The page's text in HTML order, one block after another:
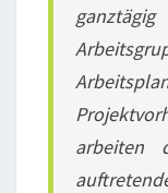
arbeiten